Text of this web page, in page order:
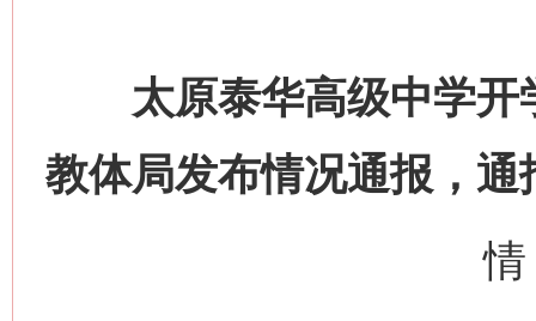
太原泰华高级中学开
教体局发布情况通报，通
情